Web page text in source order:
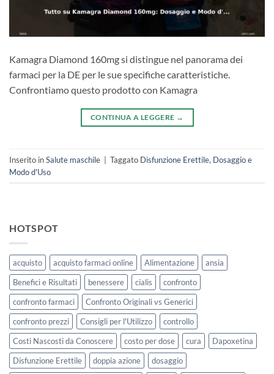
Kamagra Diamond 160mg si distingue nel panorama dei
farmaci per la DE per le sue specifiche caratteristiche.
Confrontiamo questo prodotto con Kamagra
CONTINUA A LEGGERE →
Inserito inSalute maschile Taggato Disfunzione Erettile, Dosaggio e
Modo d'Uso
HOTSPOT
acquisto acquisto farmaci online Alimentazione
ansia
Benefici e Risultati
benessere cialis
confronto
confronto farmaci
Confronto Originali vs Generici
confronto prezzi
Consigli per l'Utilizzo
controllo
Costi Nascosti da Conoscere
costo per dose cura
Dapoxetina
Disfunzione Erettile
doppia azione
dosaggio